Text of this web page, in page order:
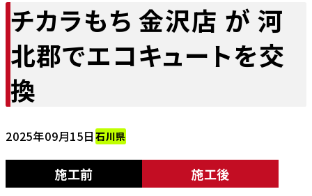
チカラもち 金沢店 が 河
北郡でエコキュートを交
換
2025年09月15日 石川県
施工前 施工後